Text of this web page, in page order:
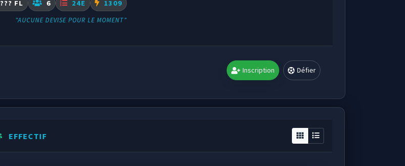
??? FL 6 24E 1309
"AUCUNE DEVISE POUR LE MOMENT"
Inscription Défier
EFFECTIF